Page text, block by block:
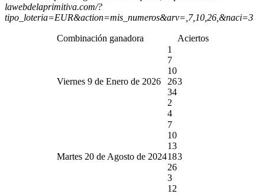
lawebdelaprimitiva.com/?
tipo_loteria=EUR&action=mis_numeros&arv=,7,10,26,&naci=3
Combinación ganadora Aciertos
Viernes 9 de Enero de 2026
1
7
10
26
34
2
4
3
Martes 20 de Agosto de 2024
7
10
13
18
26
3
12
3